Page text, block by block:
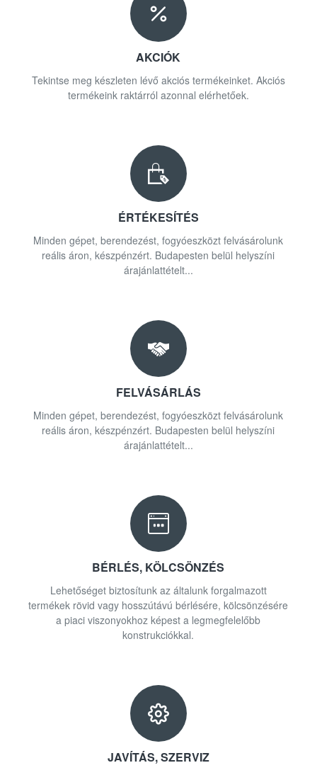
AKCIÓK
Tekintse meg készleten lévő akciós termékeinket. Akciós
termékeink raktárról azonnal elérhetőek.
ÉRTÉKESÍTÉS
Minden gépet, berendezést, fogyóeszközt felvásárolunk
reális áron, készpénzért. Budapesten belül helyszíni
árajánlattételt...
FELVÁSÁRLÁS
Minden gépet, berendezést, fogyóeszközt felvásárolunk
reális áron, készpénzért. Budapesten belül helyszíni
árajánlattételt...
BÉRLÉS, KÖLCSÖNZÉS
Lehetőséget biztosítunk az általunk forgalmazott
termékek rövid vagy hosszútávú bérlésére, kölcsönzésére
a piaci viszonyokhoz képest a legmegfelelőbb
konstrukciókkal.
JAVÍTÁS, SZERVIZ